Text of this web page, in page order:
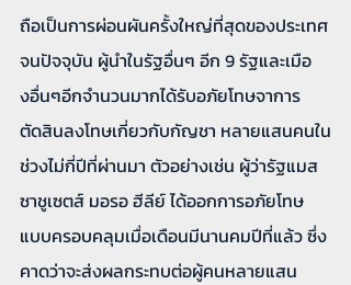
ถือเป็นการผ่อนผันครั้งใหญ่ที่สุดของประเทศ
จนปัจจุบัน ผู้นำในรัฐอื่นๆ อีก 9 รัฐและเมือ
งอื่นๆอีกจำนวนมากได้รับอภัยโทษจาการ
ตัดสินลงโทษเกี่ยวกับกัญชา หลายแสนคนใน
ช่วงไม่กี่ปีที่ผ่านมา ตัวอย่างเช่น ผู้ว่ารัฐแมส
ซาชูเซตส์ มอรอ ฮีลีย์ ได้ออกการอภัยโทษ
แบบครอบคลุมเมื่อเดือนมีนานคมปีที่แล้ว ซึ่ง
คาดว่าจะส่งผลกระทบต่อผู้คนหลายแสน